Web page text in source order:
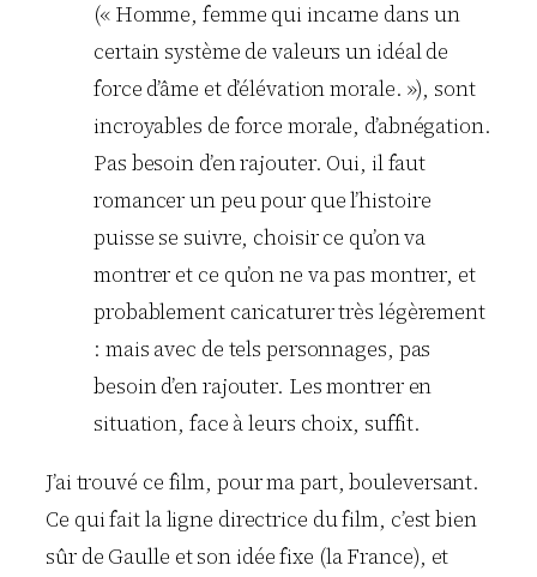
(« Homme, femme qui incarne dans un
certain système de valeurs un idéal de
force d’âme et d’élévation morale. »), sont
incroyables de force morale, d’abnégation.
Pas besoin d’en rajouter. Oui, il faut
romancer un peu pour que l’histoire
puisse se suivre, choisir ce qu’on va
montrer et ce qu’on ne va pas montrer, et
probablement caricaturer très légèrement
: mais avec de tels personnages, pas
besoin d’en rajouter. Les montrer en
situation, face à leurs choix, suffit.
J’ai trouvé ce film, pour ma part, bouleversant.
Ce qui fait la ligne directrice du film, c’est bien
sûr de Gaulle et son idée fixe (la France), et